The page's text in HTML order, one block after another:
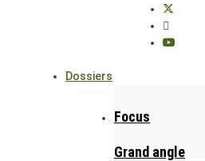
Dossiers
Focus
Grand angle